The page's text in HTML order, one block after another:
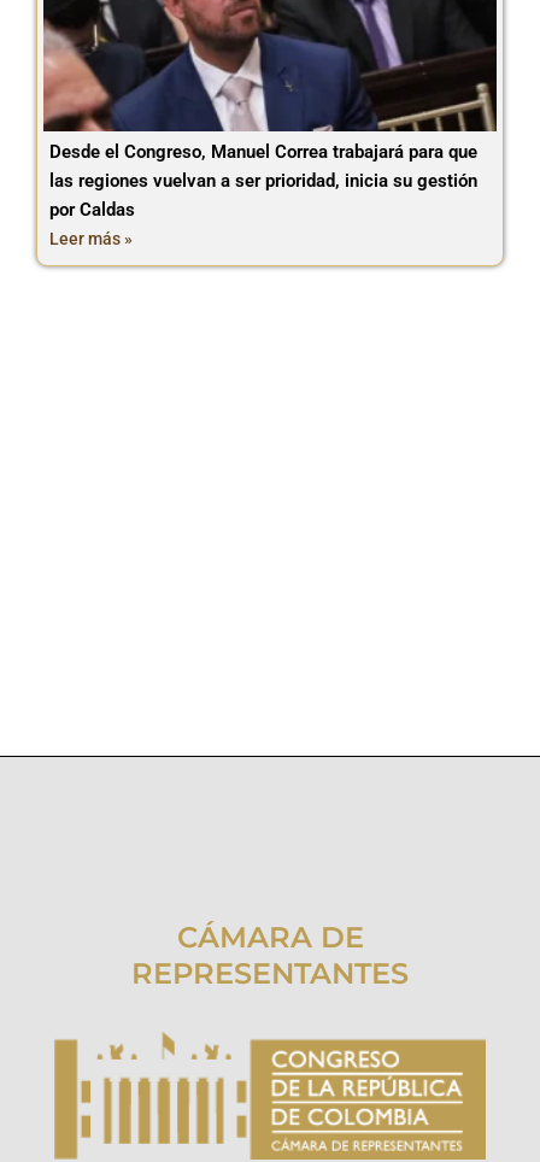
Desde el Congreso, Manuel Correa trabajará para que
las regiones vuelvan a ser prioridad, inicia su gestión
por Caldas
Leer más »
CÁMARA DE
REPRESENTANTES